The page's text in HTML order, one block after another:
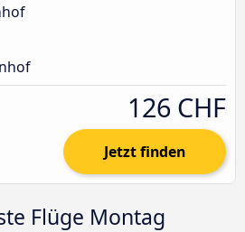
126 CHF
Jetzt finden
Flüge Montag